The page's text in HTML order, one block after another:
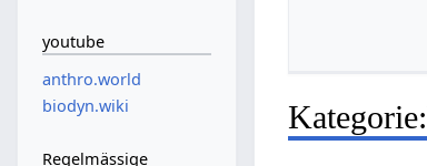
Kategorie:
youtube
anthro.world
biodyn.wiki
Regelmässige